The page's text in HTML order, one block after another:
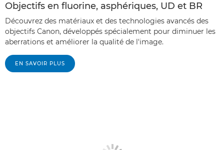
Objectifs en fluorine, asphériques, UD et BR
Découvrez des matériaux et des technologies avancés des
objectifs Canon, développés spécialement pour diminuer les
aberrations et améliorer la qualité de l'image.
EN SAVOIR PLUS